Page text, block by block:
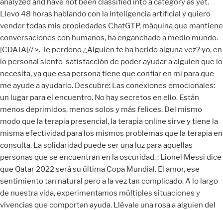
Llevo 48 horas hablando con la inteligencia artificial y quiero
vender todas mis propiedades ChatGTP, máquina que mantiene
conversaciones con humanos, ha enganchado a medio mundo.
[CDATA[// >. Te perdono ¿Alguien te ha herido alguna vez? yo, en
lo personal siento satisfacción de poder ayudar a alguien que lo
necesita, ya que esa persona tiene que confiar en mi para que
me ayude a ayudarlo. Descubre: Las conexiones emocionales:
un lugar para el encuentro. No hay secretos en ello. Están
menos deprimidos, menos solos y más felices. Del mismo
modo que la terapia presencial, la terapia online sirve y tiene la
misma efectividad para los mismos problemas que la terapia en
consulta. La solidaridad puede ser una luz para aquellas
personas que se encuentran en la oscuridad. : Lionel Messi dice
que Qatar 2022 será su última Copa Mundial. El amor, ese
sentimiento tan natural pero a la vez tan complicado. A lo largo
de nuestra vida, experimentamos múltiples situaciones y
vivencias que comportan ayuda. Llévale una rosa a alguien del